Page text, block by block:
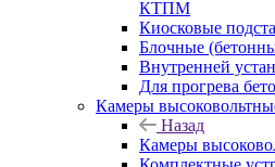
КТПМ
Киосковые
Блочные
Внутренней
Для прогрева
Камеры
Назад
Камеры